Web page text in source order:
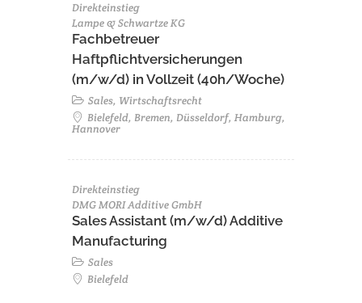
Direkteinstieg
Lampe & Schwartze KG
Fachbetreuer
Haftpflichtversicherungen
(m/w/d) in Vollzeit (40h/Woche)
Sales, Wirtschaftsrecht
Bielefeld, Bremen, Düsseldorf, Hamburg,
Hannover
Direkteinstieg
DMG MORI Additive GmbH
Sales Assistant (m/w/d) Additive
Manufacturing
Sales
Bielefeld